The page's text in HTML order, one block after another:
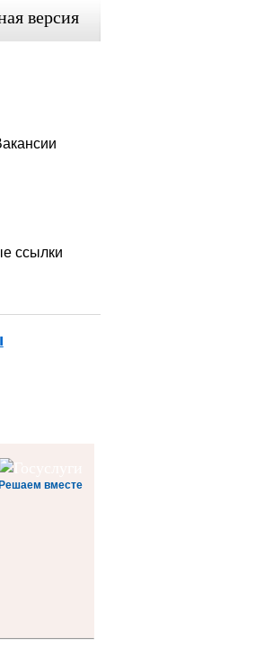
версия
ссылки
Решаем вместе